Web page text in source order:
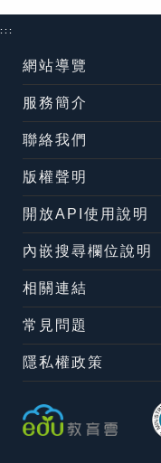
:::
網站導覽
服務簡介
聯絡我們
版權聲明
開放API使用說明
內嵌搜尋欄位說明
相關連結
常見問題
隱私權政策